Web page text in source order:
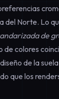
del Norte. Lo
de
de colores
de la suela
que los